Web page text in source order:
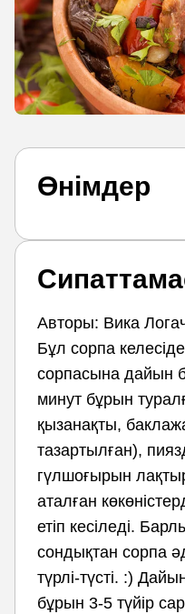
Өнімдер
Авторы: Вика
Бұл сорпа
сорпасына дайын
минут бұрын
қызанақты,
тазартылған),
гүлшоғырын
аталған
етіп кесіледі.
сондықтан сорпа
түрлі-түсті. :)
бұрын 3-5 түйір